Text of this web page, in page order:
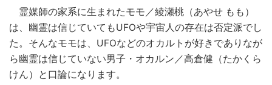
霊媒師の家系に生まれたモモ／綾瀬桃（あやせ もも）
は、幽霊は信じていてもUFOや宇宙人の存在は否定派でし
た。そんなモモは、UFOなどのオカルトが好きでありなが
ら幽霊は信じていない男子・オカルン／高倉健（たかくら
けん）と口論になります。